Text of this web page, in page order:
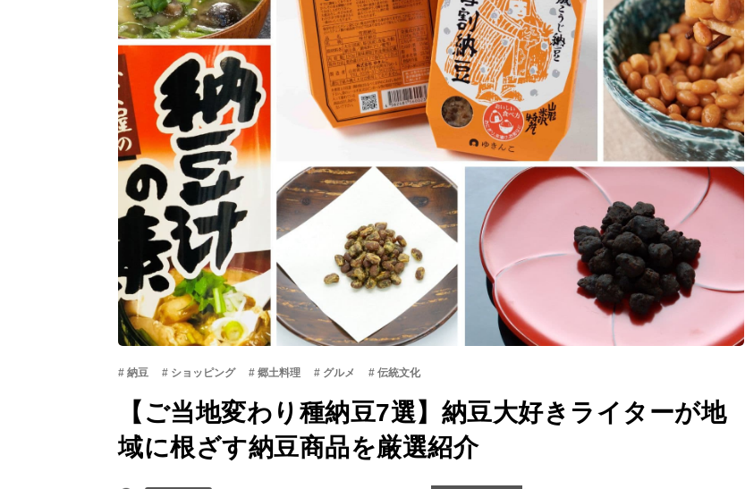
納豆 ショッピング 郷土料理 グルメ 伝統文化
【ご当地変わり種納豆7選】納豆大好きライターが地
域に根ざす納豆商品を厳選紹介